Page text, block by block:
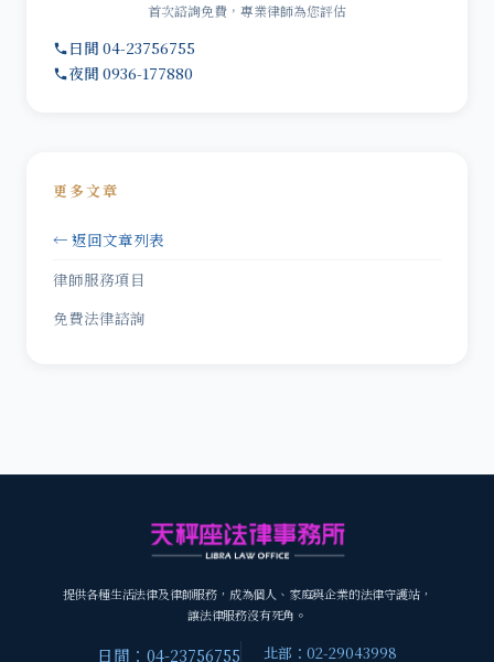
首次諮詢免費，專業律師為您評估
日間 04-23756755
夜間 0936-177880
更多文章
← 返回文章列表
律師服務項目
免費法律諮詢
提供各種生活法律及律師服務，成為個人、家庭與企業的法律守護站，
讓法律服務沒有死角。
日間：04-23756755 北部：02-29043998